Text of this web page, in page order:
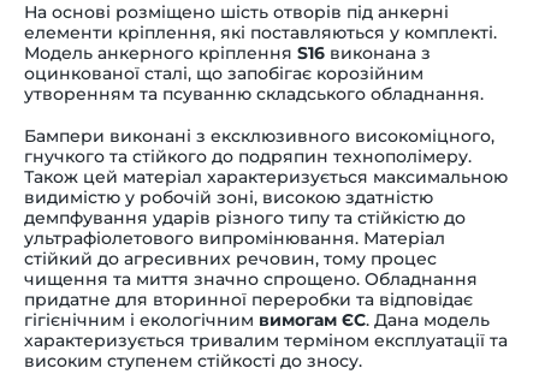
На основі розміщено шість отворів під анкерні
елементи кріплення, які поставляються у комплекті.
Модель анкерного кріплення S16 виконана з
оцинкованої сталі, що запобігає корозійним
утворенням та псуванню складського обладнання.
Бампери виконані з ексклюзивного високоміцного,
гнучкого та стійкого до подряпин технополімеру.
Також цей матеріал характеризується максимальною
видимістю у робочій зоні, високою здатністю
демпфування ударів різного типу та стійкістю до
ультрафіолетового випромінювання. Матеріал
стійкий до агресивних речовин, тому процес
чищення та миття значно спрощено. Обладнання
придатне для вторинної переробки та відповідає
гігієнічним і екологічним вимогам ЄС. Дана модель
характеризується тривалим терміном експлуатації та
високим ступенем стійкості до зносу.